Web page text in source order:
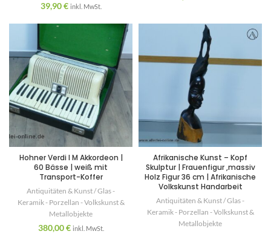
39,90€ inkl. MwSt.
Hohner Verdi I M Akkordeon |
60 Bässe | weiß mit
Transport-Koffer
Antiquitäten & Kunst / Glas -
Keramik - Porzellan - Volkskunst &
Metallobjekte
380,00€ inkl. MwSt.
Afrikanische Kunst – Kopf
Skulptur | Frauenfigur ,massiv
Holz Figur 36 cm | Afrikanische
Volkskunst Handarbeit
Antiquitäten & Kunst / Glas -
Keramik - Porzellan - Volkskunst &
Metallobjekte